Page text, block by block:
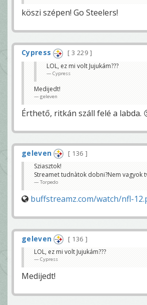
köszi szépen! Go Steelers!
Cypress
3 229
LOL, ez mi volt Jujukám???
Cypress
Medijedt!
geleven
Érthető, ritkán száll felé a labda.
geleven
136
Sziasztok!
Streamet tudnàtok dobni?Nem vagyok
Torpedo
buffstreamz.com/watch/nfl-
geleven
136
LOL, ez mi volt Jujukám???
Cypress
Medijedt!